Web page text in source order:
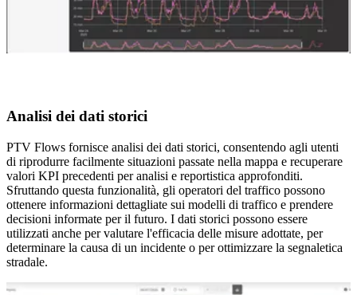
Analisi dei dati storici
PTV Flows fornisce analisi dei dati storici, consentendo agli utenti
di riprodurre facilmente situazioni passate nella mappa e recuperare
valori KPI precedenti per analisi e reportistica approfonditi.
Sfruttando questa funzionalità, gli operatori del traffico possono
ottenere informazioni dettagliate sui modelli di traffico e prendere
decisioni informate per il futuro. I dati storici possono essere
utilizzati anche per valutare l'efficacia delle misure adottate, per
determinare la causa di un incidente o per ottimizzare la segnaletica
stradale.